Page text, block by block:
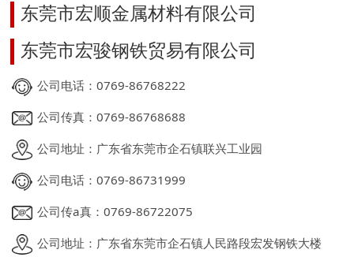
东莞市宏顺金属材料有限公司
东莞市宏骏钢铁贸易有限公司
公司电话：0769-86768222
公司传真：0769-86768688
公司地址：广东省东莞市企石镇联兴工业园
公司电话：0769-86731999
公司传a真：0769-86722075
公司地址：广东省东莞市企石镇人民路段宏发钢铁大楼